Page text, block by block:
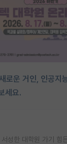
로운 거인, 인공지
세요.
성한 대학원 가기 힘